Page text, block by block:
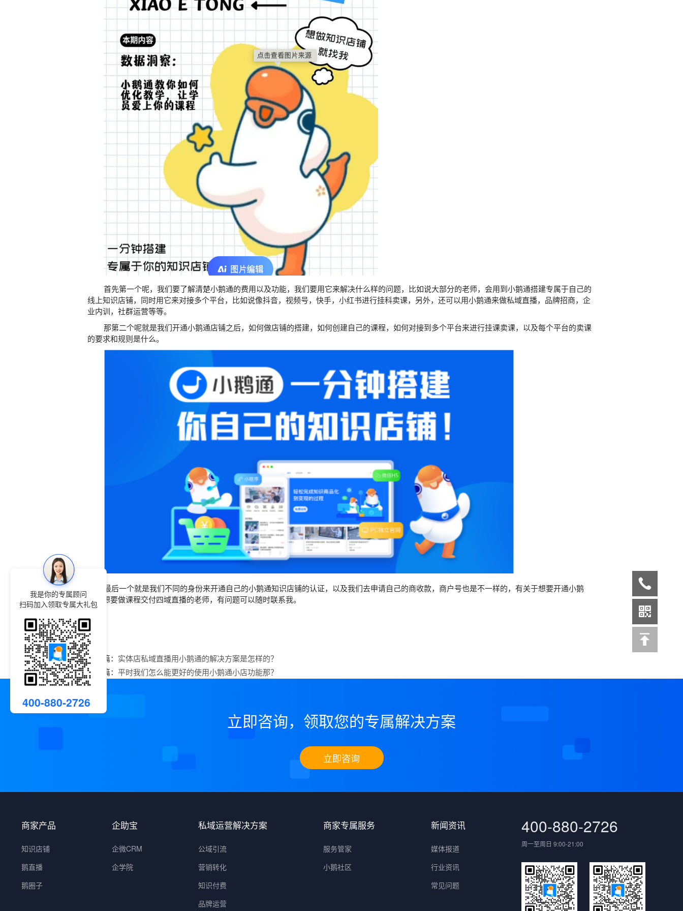
首先第一个呢，我们要了解清楚小鹅通的费用以及功能，我们要用它来解决什么样的问题，比如说大部分的老师，会用到小鹅通搭建专属于自己的
线上知识店铺，同时用它来对接多个平台，比如说像抖音，视频号，快手，小红书进行挂科卖课，另外，还可以用小鹅通来做私域直播，品牌招商，企
业内训，社群运营等等。
那第二个呢就是我们开通小鹅通店铺之后，如何做店铺的搭建，如何创建自己的课程，如何对接到多个平台来进行挂课卖课，以及每个平台的卖课
的要求和规则是什么。
最后一个就是我们不同的身份来开通自己的小鹅通知识店铺的认证，以及我们去申请自己的商收款，商户号也是不一样的，有关于想要开通小鹅
通，想要做课程交付四域直播的老师，有问题可以随时联系我。
上一篇： 实体店私域直播用小鹅通的解决方案是怎样的？
下一篇： 平时我们怎么能更好的使用小鹅通小店功能那？
立即咨询，领取您的专属解决方案
立即咨询
商家产品
知识店铺
鹅直播
鹅圈子
企助宝
企微CRM
企学院
私域运营解决方案
公域引流
营销转化
知识付费
品牌运营
商家专属服务
服务管家
小鹅社区
新闻资讯
媒体报道
行业资讯
常见问题
400-880-2726
周一至周日 9:00-21:00
我是你的专属顾问
扫码加入领取专属大礼包
400-880-2726